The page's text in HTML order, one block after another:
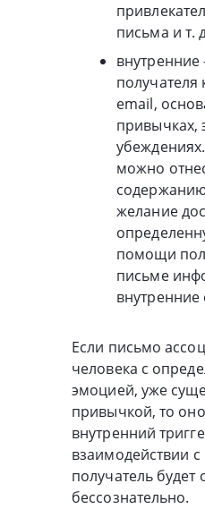
письма и т.
email,
привычках,
можно
желание
помощи
письме
внутренние
Если письмо
человека с
эмоцией, уже
привычкой, то
внутренний
взаимодействии
получатель будет
бессознательно.